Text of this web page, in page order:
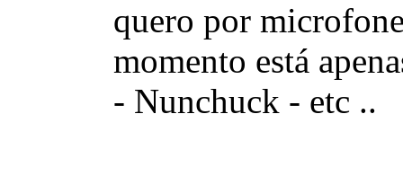
quero por
momento está
- Nunchuck - etc ..